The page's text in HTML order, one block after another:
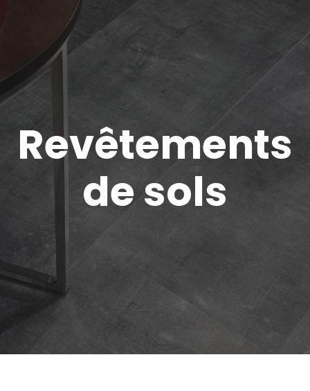
Revêtements
de sols